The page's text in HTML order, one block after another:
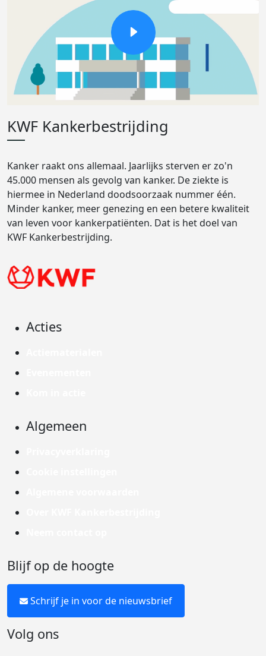
KWF Kankerbestrijding
Kanker raakt ons allemaal. Jaarlijks sterven er zo'n
45.000 mensen als gevolg van kanker. De ziekte is
hiermee in Nederland doodsoorzaak nummer één.
Minder kanker, meer genezing en een betere kwaliteit
van leven voor kankerpatiënten. Dat is het doel van
KWF Kankerbestrijding.
Acties
Algemeen
Blijf op de hoogte
Schrijf je in voor de nieuwsbrief
Volg ons